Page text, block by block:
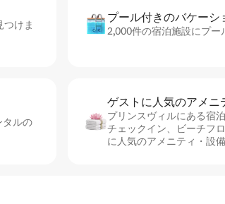
けま
プール付きのバ⁠ケ⁠ー⁠シ⁠
2,000件の宿泊施設にプー
タルの
ゲストに人⁠気⁠のア⁠メ⁠ニ⁠
プリンスヴィルにある宿
チ⁠ェ⁠ッ⁠ク⁠イ⁠ン、ビーチフ
に人気のアメニティ・設